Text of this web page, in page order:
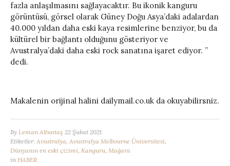
fazla anlaşılmasını sağlayacaktır. Bu ikonik kanguru
görüntüsü, görsel olarak Güney Doğu Asya’daki adalardan
40.000 yıldan daha eski kaya resimlerine benziyor, bu da
kültürel bir bağlantı olduğunu gösteriyor ve
Avustralya’daki daha eski rock sanatına işaret ediyor. ”
dedi.
Makalenin orijinal halini dailymail.co.uk da okuyabilirsniz.
By Leman Altuntaş 22 Şubat 2021
Etiketler: Avustralya Avustralya Melbourne Üniversitesi
Dünyanın en eski çizimi Kanguru Mağara
in HABER